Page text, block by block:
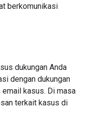
berkomunikasi
dukungan Anda
dengan dukungan
kasus. Di masa
terkait kasus di